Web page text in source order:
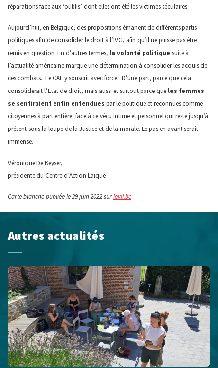
réparations face aux ‘oublis’ dont elles ont été les victimes séculaires.
Aujourd’hui, en Belgique, des propositions émanent de différents partis
politiques afin de consolider le droit à l’IVG, afin qu’il ne puisse pas être
remis en question. En d’autres termes, la volonté politique suite à
l’actualité américaine marque une détermination à consolider les acquis de
ces combats. Le CAL y souscrit avec force. D’une part, parce que cela
consoliderait l’Etat de droit, mais aussi et surtout parce que les femmes
se sentiraient enfin entendues par le politique et reconnues comme
citoyennes à part entière, face à ce vécu intime et personnel qui reste jusqu’à
présent sous la loupe de la Justice et de la morale. Le pas en avant serait
immense.
Véronique De Keyser,
présidente du Centre d’Action Laïque
Carte blanche publiée le 29 juin 2022surlevif.be
Autres actualités